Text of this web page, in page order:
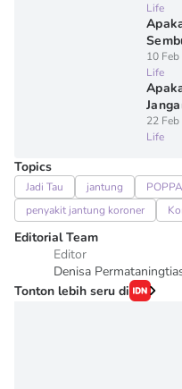
Life
10
Life
22
Life
Topics
Jadi Tau jantung
penyakit jantung koroner
Editorial Team
Editor
Denisa
Tonton lebih seru di